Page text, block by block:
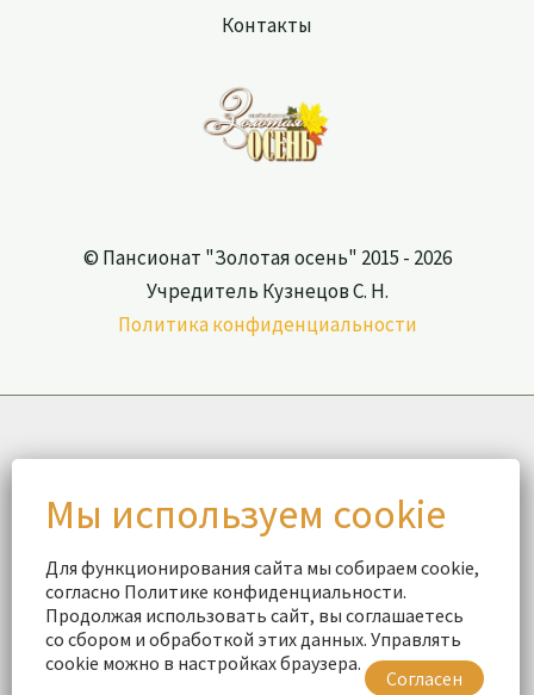
Контакты
© Пансионат "Золотая осень" 2015 - 2026
Учредитель Кузнецов С. Н.
Политика конфиденциальности
Для функционирования сайта мы собираем cookie,
согласно Политике конфиденциальности.
Продолжая использовать сайт, вы соглашаетесь
со сбором и обработкой этих данных. Управлять
cookie можно в настройках браузера.